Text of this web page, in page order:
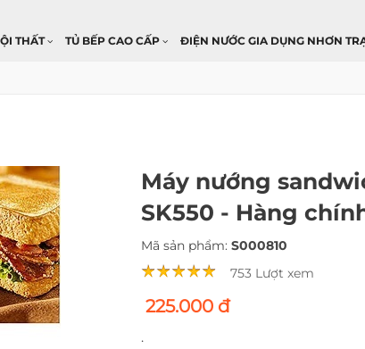
THẤT TỦ BẾP CAO CẤP ĐIỆN NƯỚC GIA DỤNG NHƠN
Máy nướng
SK550 - Hàng
Mã sản phẩm: S000810
753 Lượt xem
225.000 đ
.